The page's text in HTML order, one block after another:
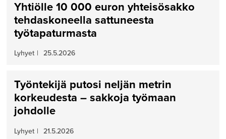
Yhtiölle 10 000 euron yhteisösakko
tehdaskoneella sattuneesta
työtapaturmasta
Lyhyet | 25.5.2026
Työntekijä putosi neljän metrin
korkeudesta – sakkoja työmaan
johdolle
Lyhyet | 21.5.2026